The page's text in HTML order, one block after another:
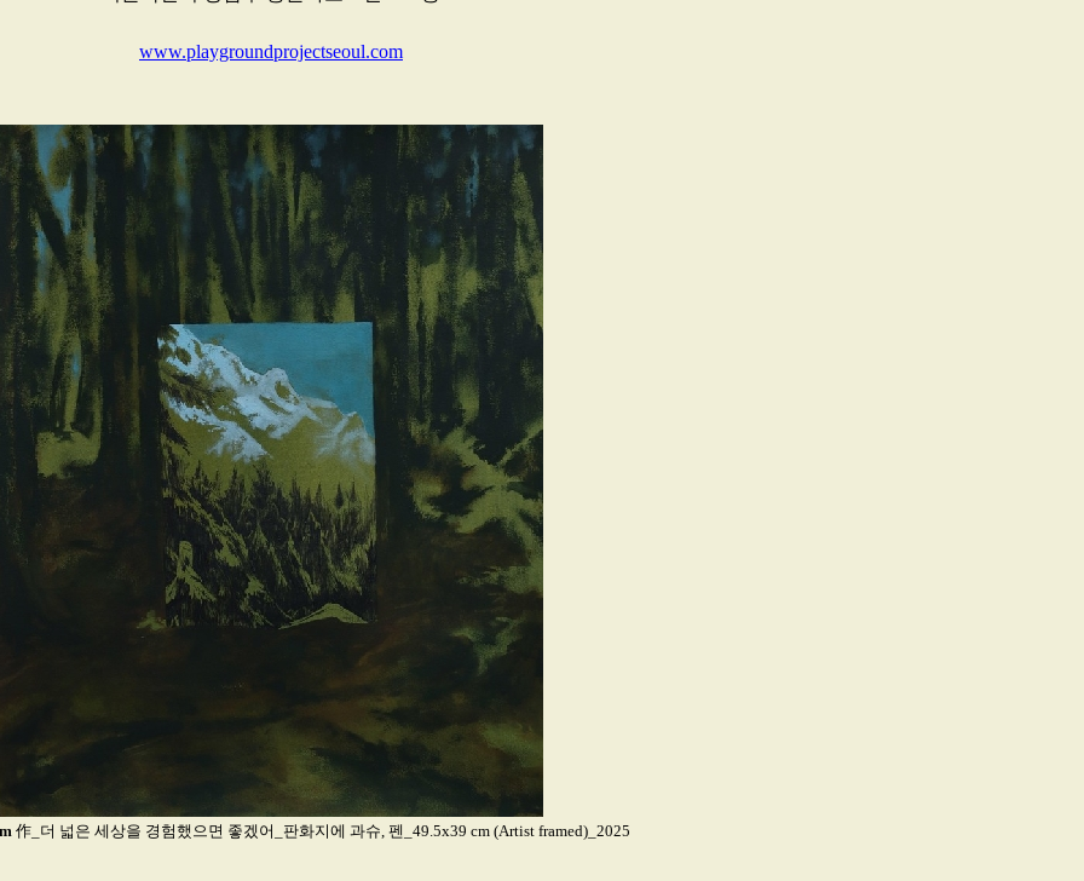
www.playgroundprojectseoul.com
作_더 넓은 세상을 경험했으면 좋겠어_판화지에 과슈, 펜_49.5x39 cm (Artist framed)_2025